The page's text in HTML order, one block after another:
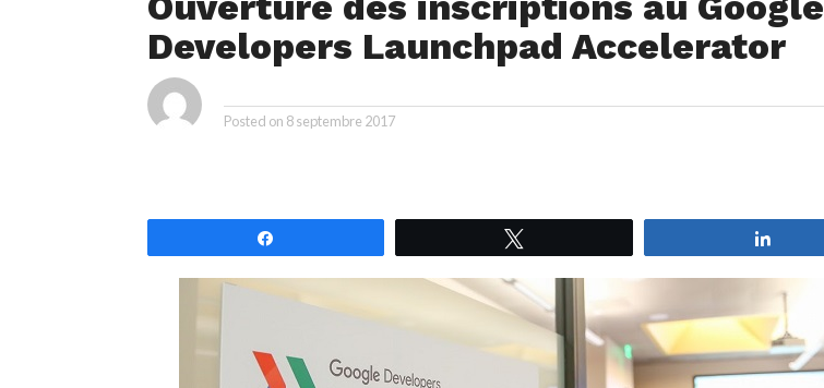
Developers Launchpad Accelerator
Posted on 8 septembre 2017